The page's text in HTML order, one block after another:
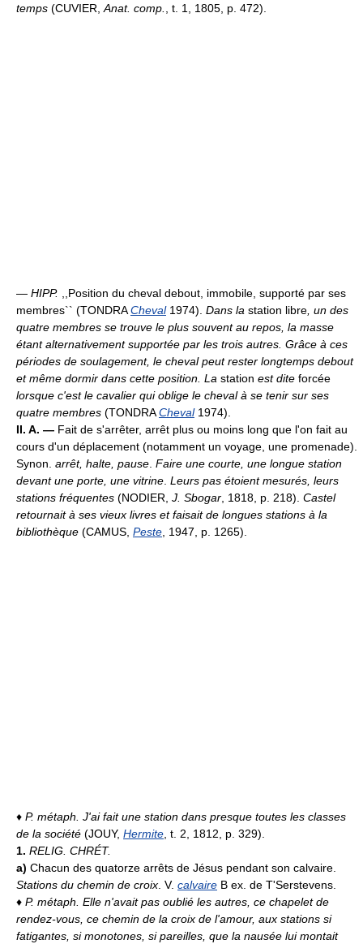
temps (CUVIER, Anat. comp. , t. 1, 1805, p. 472).
— HIPP.
,,Position du cheval debout, immobile, supporté par ses
membres`` (TONDRACheval1974). Dans la station libre , un des
quatre membres se trouve le plus souvent au repos, la masse
étant alternativement supportée par les trois autres. Grâce à ces
périodes de soulagement, le cheval peut rester longtemps debout
et même dormir dans cette position. La station est dite forcée
lorsque c'est le cavalier qui oblige le cheval à se tenir sur ses
quatre membres (TONDRACheval 1974).
II. A. — Fait de s'arrêter, arrêt plus ou moins long que l'on fait au
cours d'un déplacement (notamment un voyage, une promenade).
Synon. arrêt, halte, pause Faire une courte, une longue station
devant une porte, une vitrine Leurs pas étoient mesurés, leurs
stations fréquentes (NODIER, J. Sbogar , 1818, p. 218). Castel
retournait à ses vieux livres et faisait de longues stations à la
bibliothèque (CAMUS, Peste , 1947, p. 1265).
♦ P. métaph. J'ai fait une station dans presque toutes les classes
de la société (JOUY, Hermite , t. 2, 1812, p. 329).
1. RELIG. CHRÉT.
a) Chacun des quatorze arrêts de Jésus pendant son calvaire.
Stations du chemin de croix . V. calvaire B ex. de T'Serstevens.
♦ P. métaph. Elle n'avait pas oublié les autres, ce chapelet de
rendez-vous, ce chemin de la croix de l'amour, aux stations si
fatigantes, si monotones, si pareilles, que la nausée lui montait